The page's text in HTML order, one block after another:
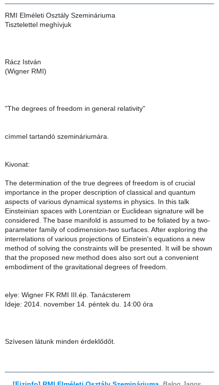
RMI Elméleti Osztály Szemináriuma
Tisztelettel meghívjuk
Rácz István
(Wigner RMI)
"The degrees of freedom in general relativity"
címmel tartandó szemináriumára.
Kivonat:
The determination of the true degrees of freedom is of crucial
importance in the proper description of classical and quantum
aspects of various dynamical systems in physics. In this talk
Einsteinian spaces with Lorentzian or Euclidean signature will be
considered. The base manifold is assumed to be foliated by a two-
parameter family of codimension-two surfaces. After exploring the
interrelations of various projections of Einstein's equations a new
method of solving the constraints will be presented. It will be shown
that the proposed new method does also sort out a convenient
embodiment of the gravitational degrees of freedom.
elye: Wigner FK RMI III.ép. Tanácsterem
Ideje: 2014. november 14. péntek du. 14:00 óra
Szívesen látunk minden érdeklődőt.